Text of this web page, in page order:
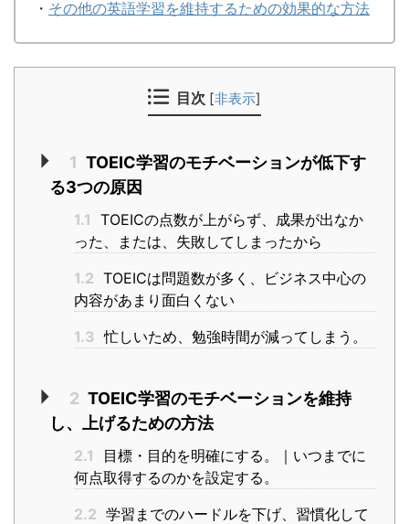
・ その他の英語学習を維持するための効果的な方法
目次 [非表示]
1 TOEIC学習のモチベーションが低下す
る3つの原因
1.1 TOEICの点数が上がらず、成果が出なか
った、または、失敗してしまったから
1.2 TOEICは問題数が多く、ビジネス中心の
内容があまり面白くない
1.3 忙しいため、勉強時間が減ってしまう。
2 TOEIC学習のモチベーションを維持
し、上げるための方法
2.1
目標・目的を明確にする。｜いつまでに
何点取得するのかを設定する。
2.2 学習までのハードルを下げ、習慣化して